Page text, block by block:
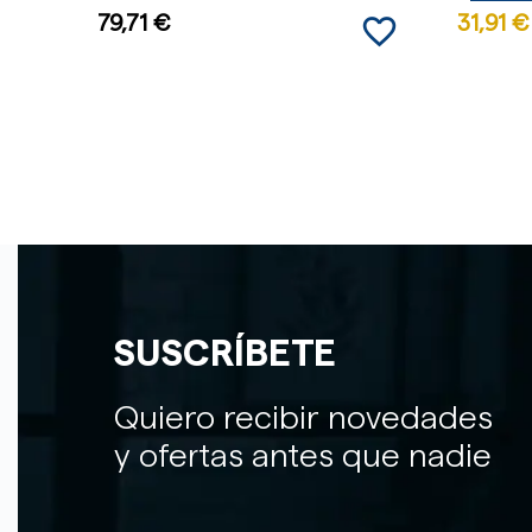
79,71 € favorite_border 31,91 €
SUSCRÍBETE
Quiero recibir novedades
y ofertas antes que nadie